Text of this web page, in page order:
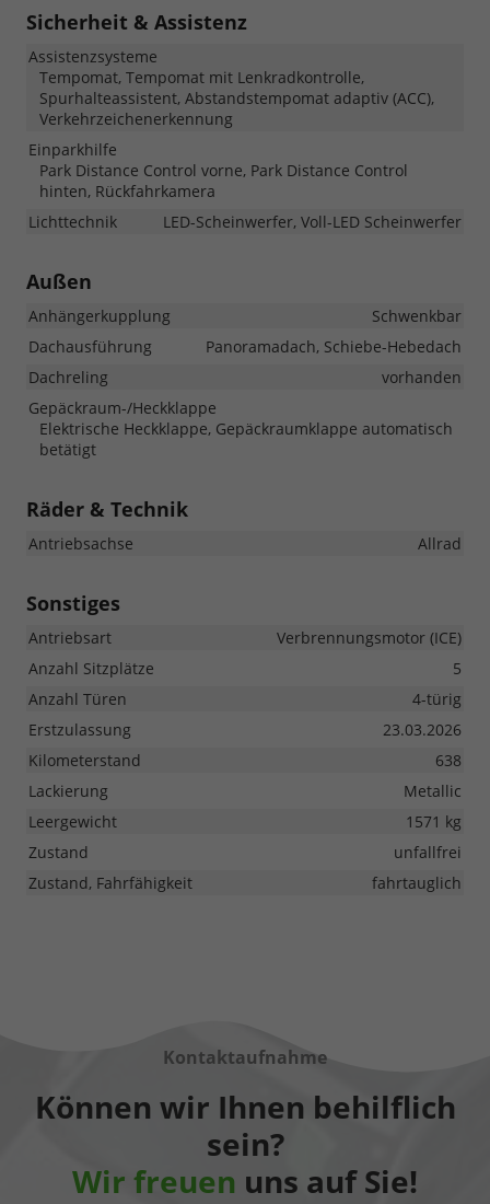
Sicherheit & Assistenz
Assistenzsysteme
Tempomat, Tempomat mit Lenkradkontrolle,
Spurhalteassistent, Abstandstempomat adaptiv (ACC),
Verkehrzeichenerkennung
Einparkhilfe
Park Distance Control vorne, Park Distance Control
hinten, Rückfahrkamera
Lichttechnik
LED-Scheinwerfer, Voll-LED Scheinwerfer
Außen
Anhängerkupplung
Schwenkbar
Dachausführung
Panoramadach, Schiebe-Hebedach
Dachreling
vorhanden
Gepäckraum-/Heckklappe
Elektrische Heckklappe, Gepäckraumklappe automatisch
betätigt
Räder & Technik
Antriebsachse Allrad
Sonstiges
Antriebsart
Verbrennungsmotor (ICE)
Anzahl Sitzplätze
5
Anzahl Türen
4-türig
Erstzulassung
23.03.2026
Kilometerstand
638
Lackierung
Metallic
Leergewicht
1571 kg
Zustand
unfallfrei
Zustand, Fahrfähigkeit
fahrtauglich
Kontaktaufnahme
Können wir Ihnen behilflich
sein?
Wir freuen uns auf Sie!